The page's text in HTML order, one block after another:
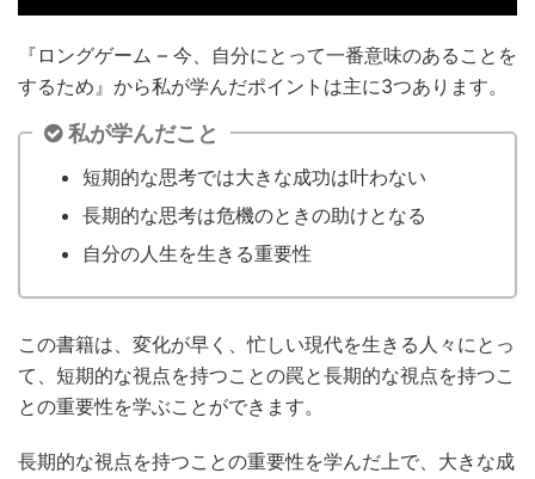
『ロングゲーム – 今、自分にとって一番意味のあることを
するため』から私が学んだポイントは主に3つあります。
私が学んだこと
短期的な思考では大きな成功は叶わない
長期的な思考は危機のときの助けとなる
自分の人生を生きる重要性
この書籍は、変化が早く、忙しい現代を生きる人々にとっ
て、短期的な視点を持つことの罠と長期的な視点を持つこ
との重要性を学ぶことができます。
長期的な視点を持つことの重要性を学んだ上で、大きな成